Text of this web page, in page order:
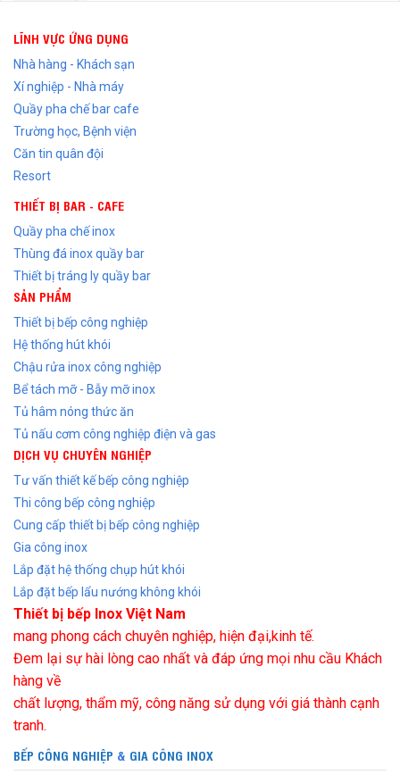
LĨNH VỰC ỨNG DỤNG
Nhà hàng - Khách sạn
Xí nghiệp - Nhà máy
Quầy pha chế bar cafe
Trường học, Bệnh viện
Căn tin quân đội
Resort
THIẾT BỊ BAR - CAFE
Quầy pha chế inox
Thùng đá inox quầy bar
Thiết bị tráng ly quầy bar
SẢN PHẨM
Thiết bị bếp công nghiệp
Hệ thống hút khói
Chậu rửa inox công nghiệp
Bể tách mỡ - Bẫy mỡ inox
Tủ hâm nóng thức ăn
Tủ nấu cơm công nghiệp điện và gas
DỊCH VỤ CHUYÊN NGHIỆP
Tư vấn thiết kế bếp công nghiệp
Thi công bếp công nghiệp
Cung cấp thiết bị bếp công nghiệp
Gia công inox
Lắp đặt hệ thống chụp hút khói
Lắp đặt bếp lẩu nướng không khói
Thiết bị bếp Inox Việt Nam
mang phong cách chuyên nghiệp, hiện đại,kinh tế.
Đem lại sự hài lòng cao nhất và đáp ứng mọi nhu cầu Khách
hàng về
chất lượng, thẩm mỹ, công năng sử dụng với giá thành cạnh
tranh.
BẾP CÔNG NGHIỆP & GIA CÔNG INOX